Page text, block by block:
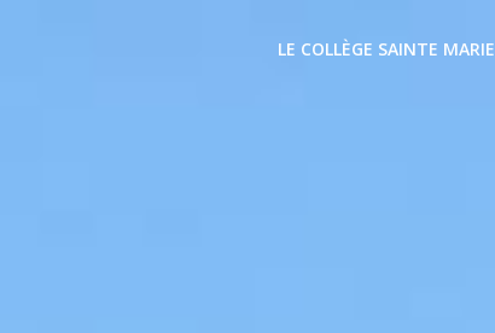
LE COLLÈGE SAINTE MARIE